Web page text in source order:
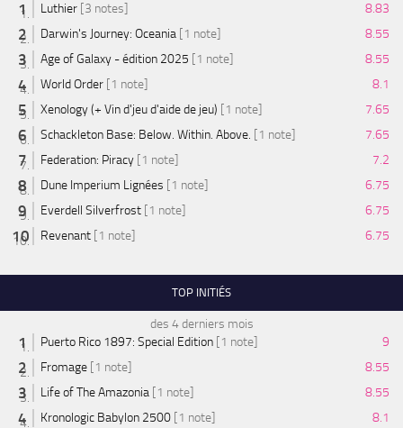
Luthier [3 notes]
8.83
Darwin's Journey: Oceania [1 note]
8.55
Age of Galaxy - édition 2025 [1 note]
8.55
World Order [1 note]
8.1
Xenology (+ Vin d'jeu d'aide de jeu) [1 note]
7.65
Schackleton Base: Below. Within. Above. [1 note]
7.65
Federation: Piracy [1 note]
7.2
Dune Imperium Lignées [1 note]
6.75
Everdell Silverfrost [1 note]
6.75
Revenant [1 note] 6.75
TOP INITIÉS
des 4 derniers mois
Puerto Rico 1897: Special Edition [1 note]
9
Fromage [1 note]
8.55
Life of The Amazonia [1 note]
8.55
Kronologic Babylon 2500 [1 note] 8.1